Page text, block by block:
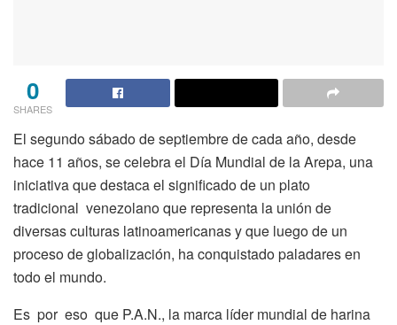
0
SHARES
El segundo sábado de septiembre de cada año, desde
hace 11 años, se celebra el Día Mundial de la Arepa, una
iniciativa que destaca el significado de un plato
tradicional venezolano que representa la unión de
diversas culturas latinoamericanas y que luego de un
proceso de globalización, ha conquistado paladares en
todo el mundo.
Es por eso que P.A.N., la marca líder mundial de harina